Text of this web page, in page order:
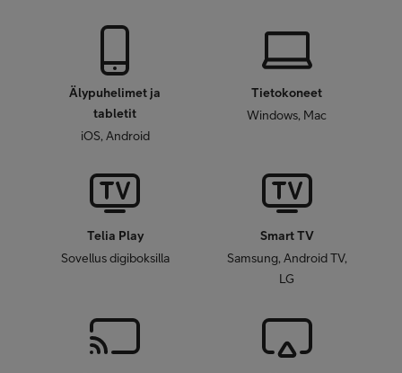
Älypuhelimet ja
tabletit
iOS, Android
Tietokoneet
Windows, Mac
Telia Play
Sovellus digiboksilla
Smart TV
Samsung, Android TV,
LG